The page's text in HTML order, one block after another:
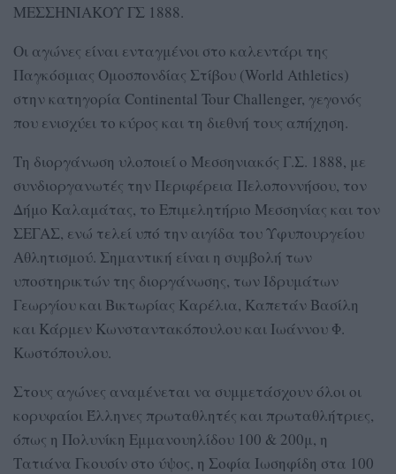
ΜΕΣΣΗΝΙΑΚΟΥ ΓΣ 1888.
Οι αγώνες είναι ενταγμένοι στο καλεντάρι της
Παγκόσμιας Ομοσπονδίας Στίβου (World Athletics)
στην κατηγορία Continental Tour Challenger, γεγονός
που ενισχύει το κύρος και τη διεθνή τους απήχηση.
Τη διοργάνωση υλοποιεί ο Μεσσηνιακός Γ.Σ. 1888, με
συνδιοργανωτές την Περιφέρεια Πελοποννήσου, τον
Δήμο Καλαμάτας, το Επιμελητήριο Μεσσηνίας και τον
ΣΕΓΑΣ, ενώ τελεί υπό την αιγίδα του Υφυπουργείου
Αθλητισμού. Σημαντική είναι η συμβολή των
υποστηρικτών της διοργάνωσης, των Ιδρυμάτων
Γεωργίου και Βικτωρίας Καρέλια, Καπετάν Βασίλη
και Κάρμεν Κωνσταντακόπουλου και Ιωάννου Φ.
Κωστόπουλου.
Στους αγώνες αναμένεται να συμμετάσχουν όλοι οι
κορυφαίοι Έλληνες πρωταθλητές και πρωταθλήτριες,
όπως η Πολυνίκη Εμμανουηλίδου 100 & 200μ, η
Τατιάνα Γκουσίν στο ύψος, η Σοφία Ιωσηφίδη στα 100